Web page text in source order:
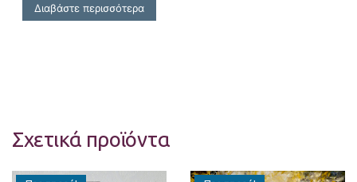
€540,00.είναι:
Διαβάστε περισσότερα
Σχετικά προϊόντα